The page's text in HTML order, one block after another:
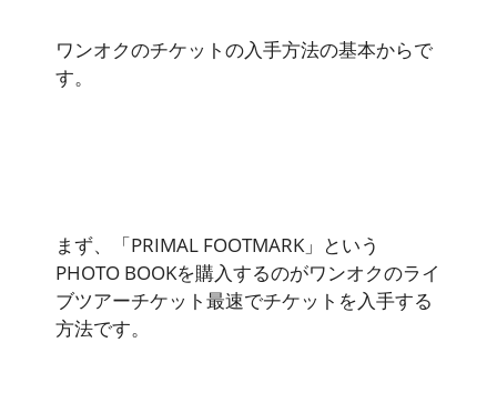
ワンオクのチケットの入手方法の基本からで
す。
まず、「PRIMAL FOOTMARK」という
PHOTO BOOKを購入するのがワンオクのライ
ブツアーチケット最速でチケットを入手する
方法です。